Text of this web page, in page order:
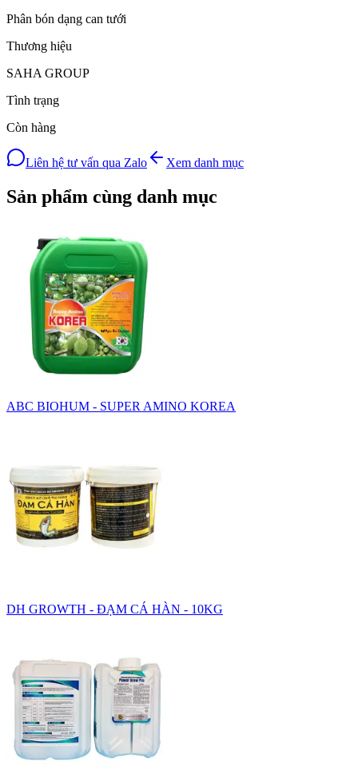
Phân bón dạng can tưới
Thương hiệu
SAHA GROUP
Tình trạng
Còn hàng
Liên hệ tư vấn qua Zalo Xem danh mục
Sản phẩm cùng danh mục
ABC BIOHUM - SUPER AMINO KOREA
DH GROWTH - ĐẠM CÁ HÀN - 10KG